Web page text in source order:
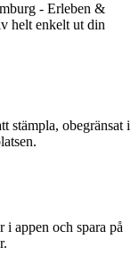
- Erleben &
helt enkelt ut din
stämpla, obegränsat i
appen och spara på